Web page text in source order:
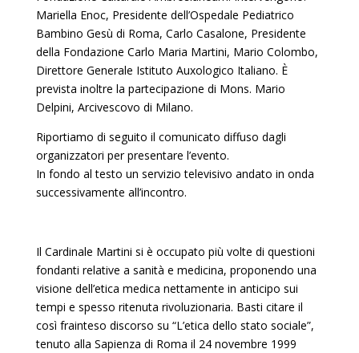
Mariella Enoc, Presidente dell’Ospedale Pediatrico
Bambino Gesù di Roma, Carlo Casalone, Presidente
della Fondazione Carlo Maria Martini, Mario Colombo,
Direttore Generale Istituto Auxologico Italiano. È
prevista inoltre la partecipazione di Mons. Mario
Delpini, Arcivescovo di Milano.
Riportiamo di seguito il comunicato diffuso dagli
organizzatori per presentare l’evento.
In fondo al testo un servizio televisivo andato in onda
successivamente all’incontro.
Il Cardinale Martini si è occupato più volte di questioni
fondanti relative a sanità e medicina, proponendo una
visione dell’etica medica nettamente in anticipo sui
tempi e spesso ritenuta rivoluzionaria. Basti citare il
così frainteso discorso su “L’etica dello stato sociale”,
tenuto alla Sapienza di Roma il 24 novembre 1999